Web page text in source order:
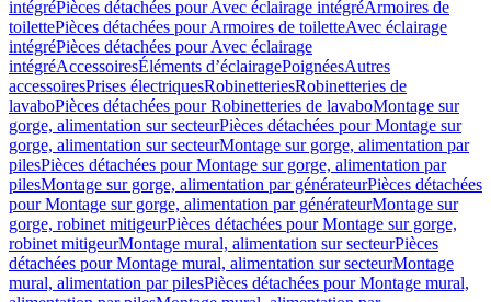
intégréPièces détachées pour Avec éclairage intégréArmoires de
toilettePièces détachées pour Armoires de toiletteAvec éclairage
intégréPièces détachées pour Avec éclairage
intégréAccessoiresÉléments d’éclairagePoignéesAutres
accessoiresPrises électriquesRobinetteriesRobinetteries de
lavaboPièces détachées pour Robinetteries de lavaboMontage sur
gorge, alimentation sur secteurPièces détachées pour Montage sur
gorge, alimentation sur secteurMontage sur gorge, alimentation par
pilesPièces détachées pour Montage sur gorge, alimentation par
pilesMontage sur gorge, alimentation par générateurPièces détachées
pour Montage sur gorge, alimentation par générateurMontage sur
gorge, robinet mitigeurPièces détachées pour Montage sur gorge,
robinet mitigeurMontage mural, alimentation sur secteurPièces
détachées pour Montage mural, alimentation sur secteurMontage
mural, alimentation par pilesPièces détachées pour Montage mural,